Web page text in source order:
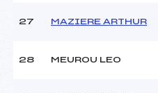
27 MAZIERE ARTHUR
28 MEUROU LEO